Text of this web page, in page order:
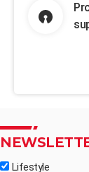
Lifestyle